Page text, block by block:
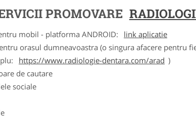
PROMOVARE
mobil - platforma ANDROID:
link aplicatie
orasul dumneavoastra (o singura afacere pentru
https://www.radiologie-dentara.com/arad )
de cautare
sociale